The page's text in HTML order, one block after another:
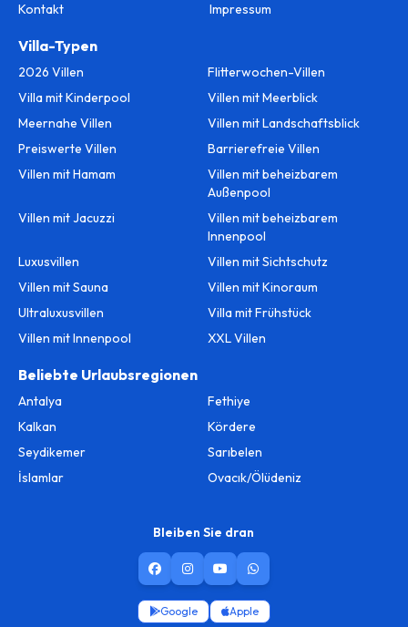
Kontakt
Impressum
Villa-Typen
2026 Villen
Flitterwochen-Villen
Villa mit Kinderpool
Villen mit Meerblick
Meernahe Villen
Villen mit Landschaftsblick
Preiswerte Villen
Barrierefreie Villen
Villen mit Hamam
Villen mit beheizbarem
Außenpool
Villen mit Jacuzzi
Villen mit beheizbarem
Innenpool
Luxusvillen
Villen mit Sichtschutz
Villen mit Sauna
Villen mit Kinoraum
Ultraluxusvillen
Villa mit Frühstück
Villen mit Innenpool
XXL Villen
Beliebte Urlaubsregionen
Antalya
Fethiye
Kalkan
Kördere
Seydikemer
Sarıbelen
İslamlar
Ovacık/Ölüdeniz
Bleiben Sie dran
Google Apple